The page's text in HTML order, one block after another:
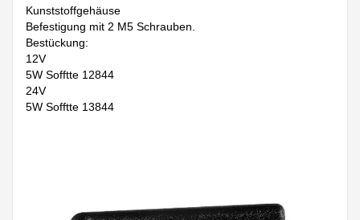
Kunststoffgehäuse
Befestigung mit 2 M5 Schrauben.
Bestückung:
12V
5W Sofftte 12844
24V
5W Sofftte 13844